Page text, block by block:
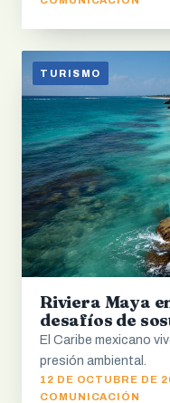
TURISMO
Riviera Maya
desafíos de
El Caribe mexicano
presión ambiental.
12 DE OCTUBRE DE
COMUNICACIÓN